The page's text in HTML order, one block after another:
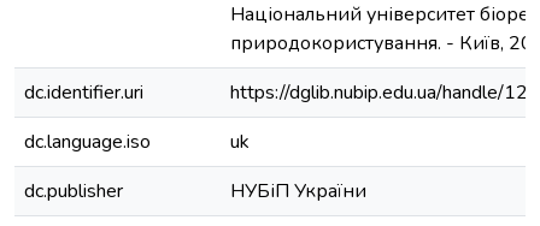
Національний університет
природокористування. - Київ,
dc.identifier.uri
https://dglib.nubip.edu.ua/handle/
dc.language.iso
uk
dc.publisher
НУБіП України